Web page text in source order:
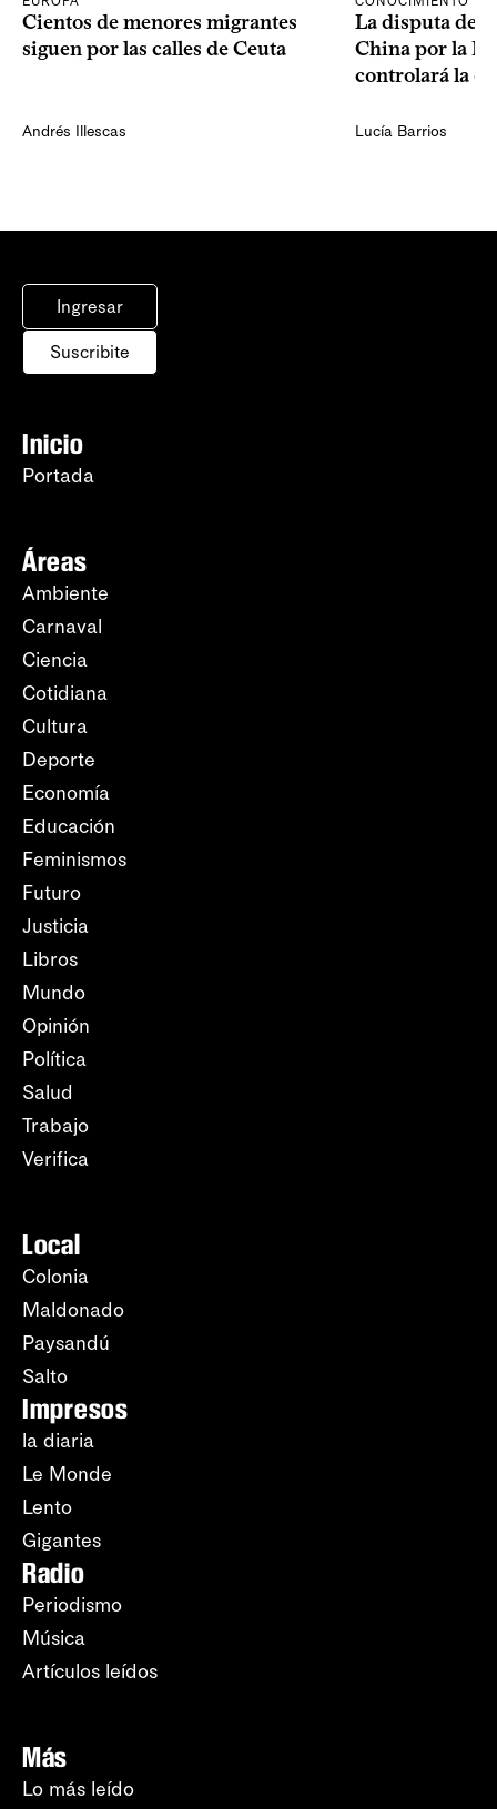
Cientos de menores migrantes
siguen por las calles de Ceuta
Andrés Illescas
La disputa de
China por la
controlará la
Lucía Barrios
Ingresar
Suscribite
Inicio
Portada
Áreas
Ambiente
Carnaval
Ciencia
Cotidiana
Cultura
Deporte
Economía
Educación
Feminismos
Futuro
Justicia
Libros
Mundo
Opinión
Política
Salud
Trabajo
Verifica
Local
Colonia
Maldonado
Paysandú
Salto
Impresos
la diaria
Le Monde
Lento
Gigantes
Radio
Periodismo
Música
Artículos leídos
Más
Lo más leído